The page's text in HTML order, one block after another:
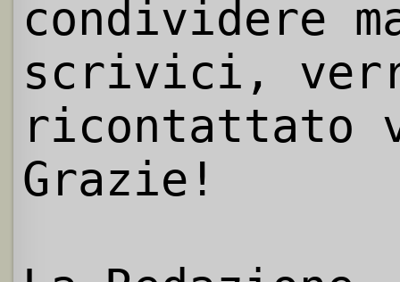
condividere
scrivici,
ricontattato
Grazie!